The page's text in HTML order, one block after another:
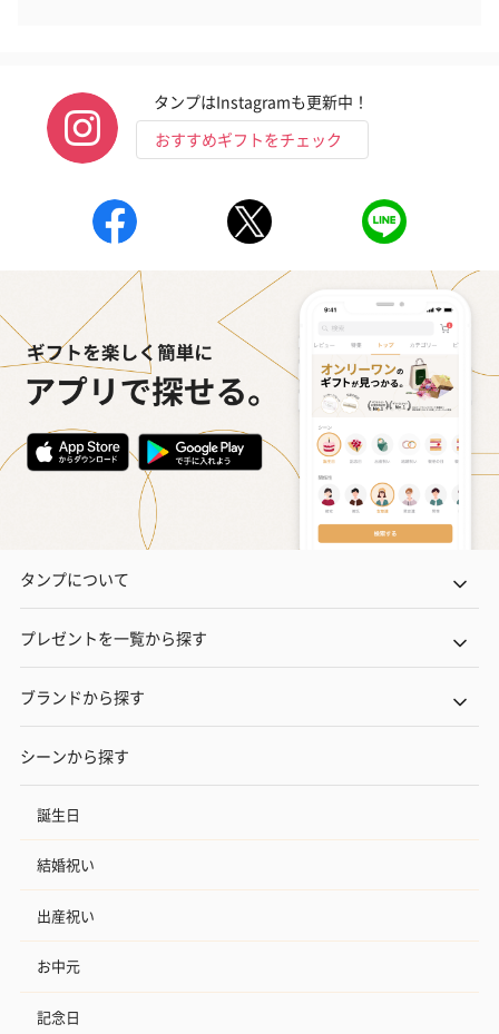
タンプはInstagramも更新中！
おすすめギフトをチェック
タンプについて
プレゼントを一覧から探す
ブランドから探す
シーンから探す
誕生日
結婚祝い
出産祝い
お中元
記念日